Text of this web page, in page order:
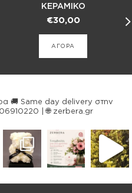
ΚΕΡΑΜΙΚΟ
€30,00
ΑΓΟΡΑ
🚚 Same day delivery στην
| 🌐 zerbera.gr